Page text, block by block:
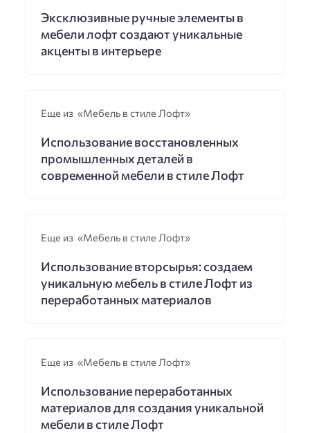
Эксклюзивные ручные элементы в
мебели лофт создают уникальные
акценты в интерьере
Еще из «Мебель в стиле Лофт»
Использование восстановленных
промышленных деталей в
современной мебели в стиле Лофт
Еще из «Мебель в стиле Лофт»
Использование вторсырья: создаем
уникальную мебель в стиле Лофт из
переработанных материалов
Еще из «Мебель в стиле Лофт»
Использование переработанных
материалов для создания уникальной
мебели в стиле Лофт